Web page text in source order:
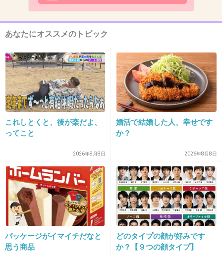
令でるわ（苦笑）
12. 匿名2016/06/26(日) 20:35:54
自由にさせてやればいいのに…
+701 -9
営業オタではなく、ガチヲタ過ぎたんだね…
+920 -4
14. 匿名 2016/06/26(日) 20:36:09
こわっ！夢に出てきそうな顔。
あなたにオススメのトピック
これしとくと、後が楽だよ、
ってこと
2026年8月8日
婚活で結婚した人、幸せです
か？
2026年8月8日
パッケージがイマイチだなと
思う商品
どのタイプの顔が好みです
か？【９つの顔タイプ】